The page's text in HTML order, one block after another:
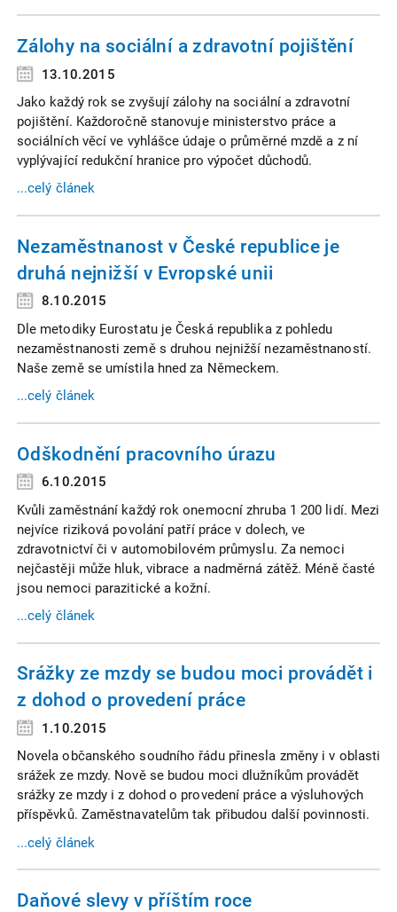
Zálohy na sociální a zdravotní pojištění
13.10.2015
Jako každý rok se zvyšují zálohy na sociální a zdravotní
pojištění. Každoročně stanovuje ministerstvo práce a
sociálních věcí ve vyhlášce údaje o průměrné mzdě a z ní
vyplývající redukční hranice pro výpočet důchodů.
...celý článek
Nezaměstnanost v České republice je
druhá nejnižší v Evropské unii
8.10.2015
Dle metodiky Eurostatu je Česká republika z pohledu
nezaměstnanosti země s druhou nejnižší nezaměstnaností.
Naše země se umístila hned za Německem.
...celý článek
Odškodnění pracovního úrazu
6.10.2015
Kvůli zaměstnání každý rok onemocní zhruba 1 200 lidí. Mezi
nejvíce riziková povolání patří práce v dolech, ve
zdravotnictví či v automobilovém průmyslu. Za nemoci
nejčastěji může hluk, vibrace a nadměrná zátěž. Méně časté
jsou nemoci parazitické a kožní.
...celý článek
Srážky ze mzdy se budou moci provádět i
z dohod o provedení práce
1.10.2015
Novela občanského soudního řádu přinesla změny i v oblasti
srážek ze mzdy. Nově se budou moci dlužníkům provádět
srážky ze mzdy i z dohod o provedení práce a výsluhových
příspěvků. Zaměstnavatelům tak přibudou další povinnosti.
...celý článek
Daňové slevy v příštím roce